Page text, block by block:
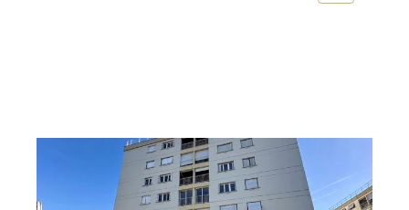
PERIGUEUX 24
, 5 pièces
Ref : 20821